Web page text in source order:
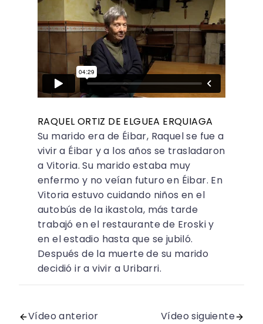
RAQUEL ORTIZ DE ELGUEA ERQUIAGA
Su marido era de Éibar, Raquel se fue a
vivir a Éibar y a los años se trasladaron
a Vitoria. Su marido estaba muy
enfermo y no veían futuro en Éibar. En
Vitoria estuvo cuidando niños en el
autobús de la ikastola, más tarde
trabajó en el restaurante de Eroski y
en el estadio hasta que se jubiló.
Después de la muerte de su marido
decidió ir a vivir a Uribarri.
Vídeo anterior Vídeo siguiente